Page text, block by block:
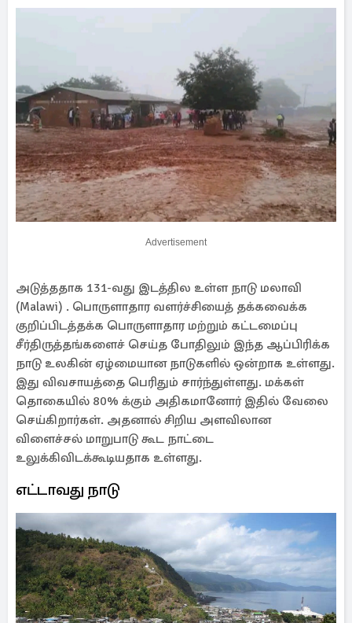
Advertisement
அடுத்ததாக 131-வது இடத்தில உள்ள நாடு மலாவி
(Malawi) . பொருளாதார வளர்ச்சியைத் தக்கவைக்க
குறிப்பிடத்தக்க பொருளாதார மற்றும் கட்டமைப்பு
சீர்திருத்தங்களைச் செய்த போதிலும் இந்த ஆப்பிரிக்க
நாடு உலகின் ஏழ்மையான நாடுகளில் ஒன்றாக உள்ளது.
இது விவசாயத்தை பெரிதும் சார்ந்துள்ளது. மக்கள்
தொகையில் 80% க்கும் அதிகமானோர் இதில் வேலை
செய்கிறார்கள். அதனால் சிறிய அளவிலான
விளைச்சல் மாறுபாடு கூட நாட்டை
உலுக்கிவிடக்கூடியதாக உள்ளது.
எட்டாவது நாடு